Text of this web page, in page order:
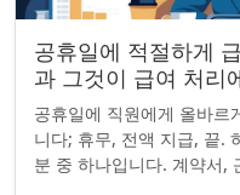
공휴일에 적절하게
과 그것이 급여 처리
공휴일에 직원에게 올바르
니다; 휴무, 전액 지급, 끝.
분 중 하나입니다. 계약서,
나의 공휴일이 준수 문제...